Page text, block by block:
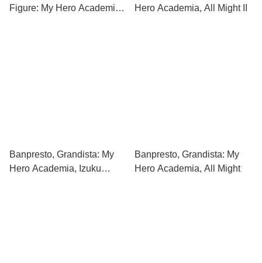
Figure: My Hero Academia,
Hero Academia, All Might II
Banpresto, Grandista: My
Hero Academia, Izuku
Banpresto, Grandista: My
Hero Academia, All Might